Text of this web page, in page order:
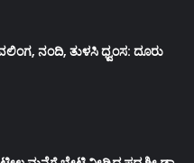
ನಂದಿ, ತುಳಸಿ ಧ್ವಂಸ: ದೂರು